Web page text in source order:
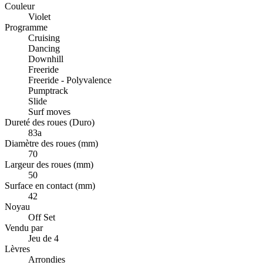
Couleur
Violet
Programme
Cruising
Dancing
Downhill
Freeride
Freeride - Polyvalence
Pumptrack
Slide
Surf moves
Dureté des roues (Duro)
83a
Diamètre des roues (mm)
70
Largeur des roues (mm)
50
Surface en contact (mm)
42
Noyau
Off Set
Vendu par
Jeu de 4
Lèvres
Arrondies